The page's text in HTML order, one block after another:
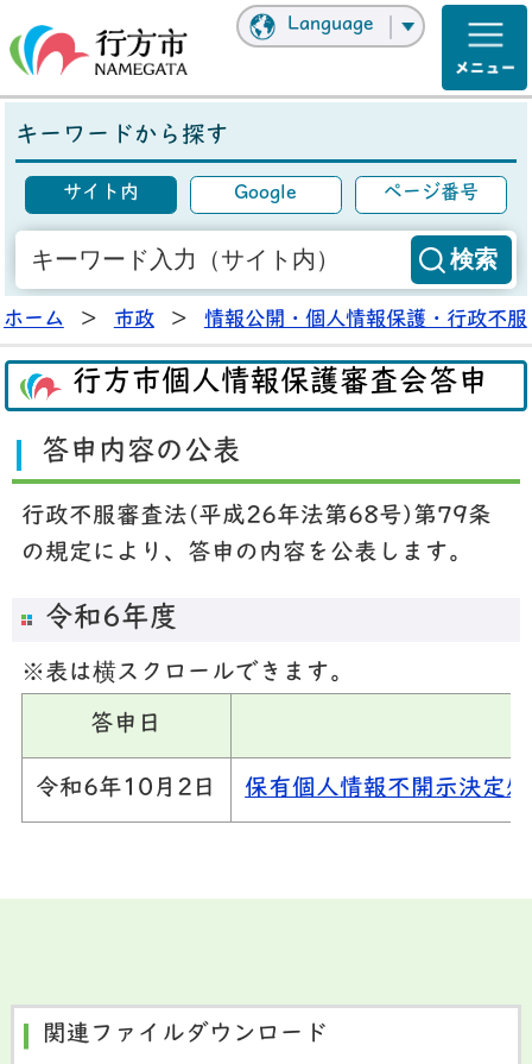
Language
キーワードから探す
サイト内 Google ページ番号
ホーム > 市政 > 情報公開・個人情報保護・行政不服
行方市個人情報保護審査会答申
答申内容の公表
行政不服審査法(平成26年法第68号)第79条
の規定により、答申の内容を公表します。
令和6年度
※表は横スクロールできます。
答申日
令和6年10月2日 保有個人情報不開示決定
関連ファイルダウンロード